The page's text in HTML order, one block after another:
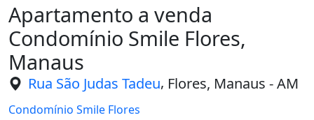
Apartamento a venda
Condomínio Smile Flores,
Manaus
Rua São Judas Tadeu, Flores, Manaus - AM
Condomínio Smile Flores